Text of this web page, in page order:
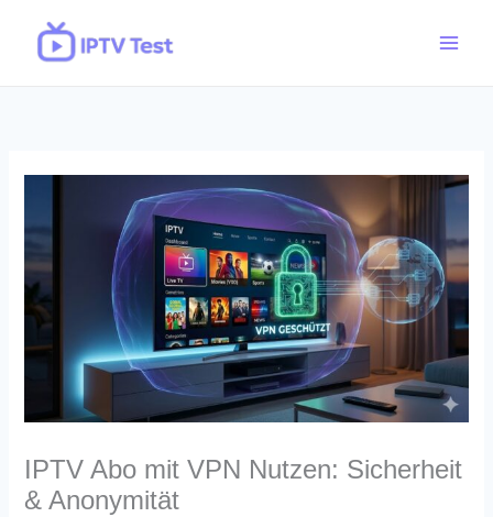
content
IPTV Abo mit VPN Nutzen: Sicherheit
& Anonymität